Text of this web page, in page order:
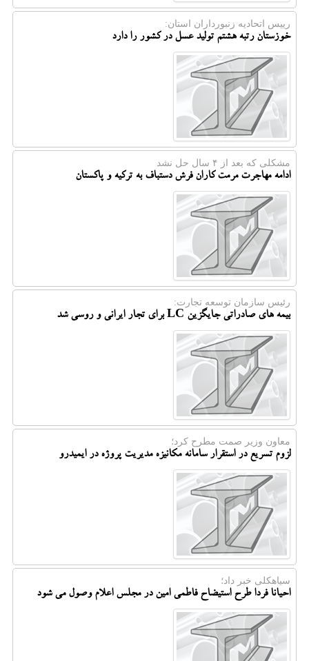
رییس اتحادیه زنبورداران استان:
خوزستان رتبه هشتم تولید عسل در کشور را دارد
مشكلی كه بعد از ۴ سال حل نشد
ادامه مهاجرت مرمت کاران فرش دستباف به ترکیه و پاکستان
رئیس سازمان توسعه تجارت:
بیمه های صادراتی جایگزین LC برای تجار ایرانی و روسی شد
معاون وزیر صمت مطرح كرد؛
لزوم تسریع در استقرار سامانه مکانیزه مدیریت پروژه در ایمیدرو
سیاهكلی خبر داد؛
احیانا فردا طرح استیضاح فاطمی امین در مجلس اعلام وصول می شود